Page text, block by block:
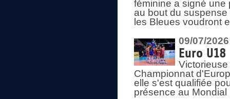
féminine a signé une
au bout du
les Bleues voudront
09/07/2026
Euro
Championnat
elle s'est qualifiée
présence au